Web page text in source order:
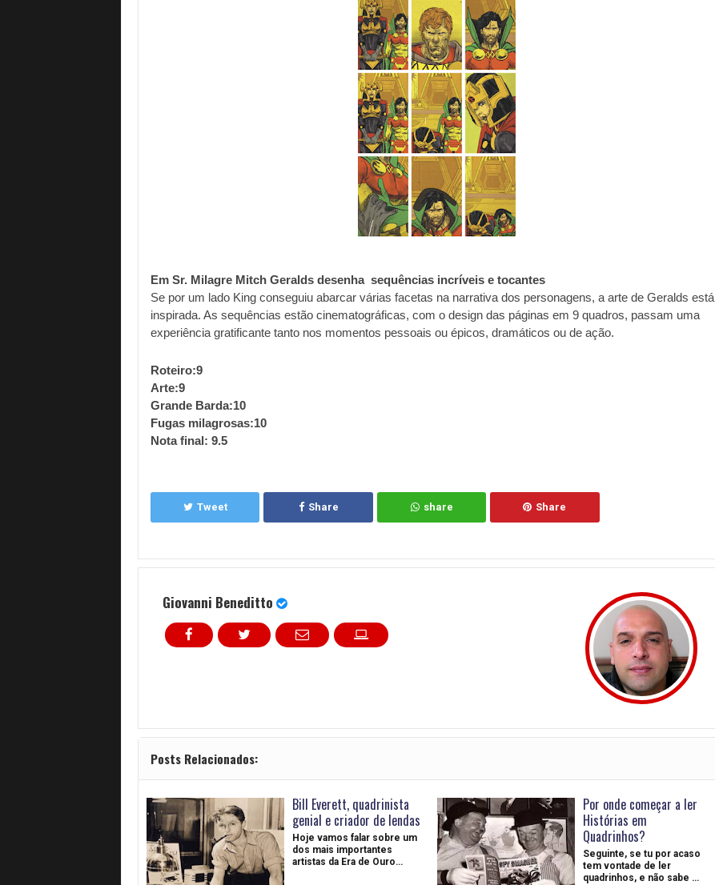
Em Sr. Milagre Mitch Geralds desenha  sequências incríveis e tocantes
Se por um lado King conseguiu abarcar várias facetas na narrativa dos personagens, a arte de Geralds está
inspirada. As sequências estão cinematográficas, com o design das páginas em 9 quadros, passam uma
experiência gratificante tanto nos momentos pessoais ou épicos, dramáticos ou de ação.
Roteiro:9
Arte:9
Grande Barda:10
Fugas milagrosas:10
Nota final: 9.5
Tweet Share share Share
Giovanni Beneditto
Posts Relacionados:
Bill Everett, quadrinista
genial e criador de lendas
Hoje vamos falar sobre um
dos mais importantes
artistas da Era de Ouro…
Por onde começar a ler
Histórias em
Quadrinhos?
Seguinte, se tu por acaso
tem vontade de ler
quadrinhos, e não sabe …